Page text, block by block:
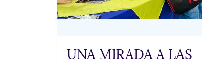
UNA MIRADA A LAS